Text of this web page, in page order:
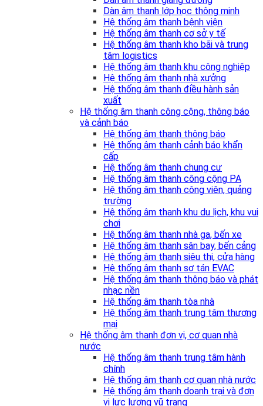
Dàn âm thanh lớp học thông minh
Hệ thống âm thanh bệnh viện
Hệ thống âm thanh cơ sở y tế
Hệ thống âm thanh kho bãi và trung
tâm logistics
Hệ thống âm thanh khu công nghiệp
Hệ thống âm thanh nhà xưởng
Hệ thống âm thanh điều hành sản
xuất
Hệ thống âm thanh công cộng, thông báo
và cảnh báo
Hệ thống âm thanh thông báo
Hệ thống âm thanh cảnh báo khẩn
cấp
Hệ thống âm thanh chung cư
Hệ thống âm thanh công cộng PA
Hệ thống âm thanh công viên, quảng
trường
Hệ thống âm thanh khu du lịch, khu vui
chơi
Hệ thống âm thanh nhà ga, bến xe
Hệ thống âm thanh sân bay, bến cảng
Hệ thống âm thanh siêu thị, cửa hàng
Hệ thống âm thanh sơ tán EVAC
Hệ thống âm thanh thông báo và phát
nhạc nền
Hệ thống âm thanh tòa nhà
Hệ thống âm thanh trung tâm thương
mại
Hệ thống âm thanh đơn vị, cơ quan nhà
nước
Hệ thống âm thanh trung tâm hành
chính
Hệ thống âm thanh cơ quan nhà nước
Hệ thống âm thanh doanh trại và đơn
vị lực lượng vũ trang